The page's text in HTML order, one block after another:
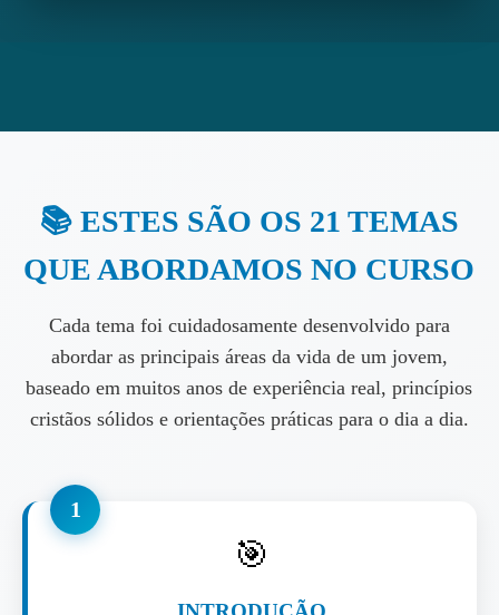
📚 ESTES SÃO OS 21 TEMAS
QUE ABORDAMOS NO CURSO
Cada tema foi cuidadosamente desenvolvido para
abordar as principais áreas da vida de um jovem,
baseado em muitos anos de experiência real, princípios
cristãos sólidos e orientações práticas para o dia a dia.
1
🎯